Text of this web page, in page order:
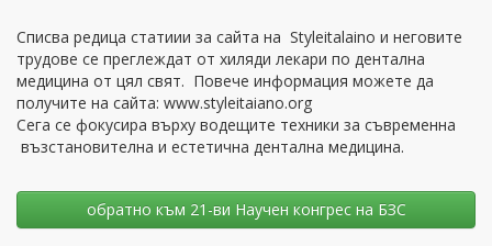
Списва редица статиии за сайта на Stylеitalaino и неговите
трудове се преглеждат от хиляди лекари по дентална
медицина от цял свят. Повече информация можете да
получите на сайта: www.styleitaiano.org
Сега се фокусира върху водещите техники за съвременна
възстановителна и естетична дентална медицина.
oбратно към 21-ви Научен конгрес на БЗС